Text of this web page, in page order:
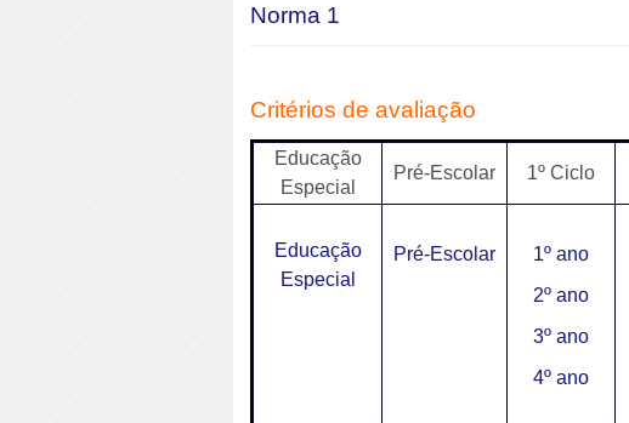
Norma 1
Critérios de avaliação
Educação
Especial
Pré-Escolar 1º Ciclo
Educação
Especial
Pré-Escolar
1º ano
2º ano
3º ano
4º ano